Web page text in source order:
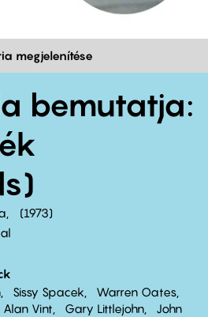
megjelenítése
bemutatja:
1973
Sissy Spacek
Warren Oates
Alan Vint Gary Littlejohn
John